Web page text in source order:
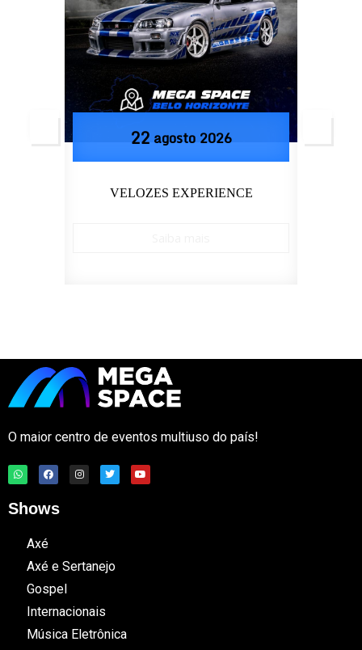
22 agosto 2026
VELOZES EXPERIENCE
O maior centro de eventos multiuso do país!
Shows
Axé
Axé e Sertanejo
Gospel
Internacionais
Música Eletrônica